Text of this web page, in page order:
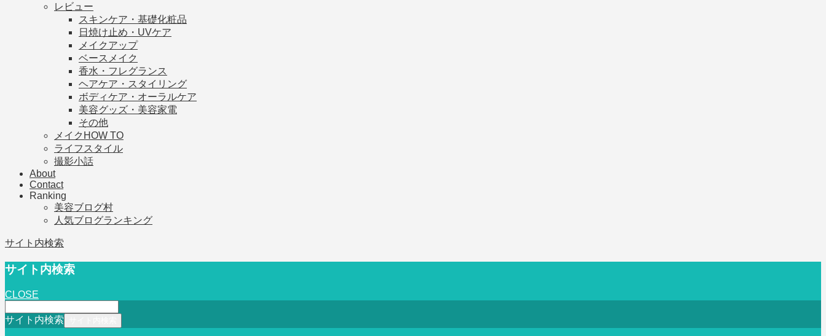
レビュー
スキンケア・基礎化粧品
日焼け止め・UVケア
メイクアップ
ベースメイク
香水・フレグランス
ヘアケア・スタイリング
ボディケア・オーラルケア
美容グッズ・美容家電
その他
メイクHOW TO
ライフスタイル
撮影小話
About
Contact
Ranking
美容ブログ村
人気ブログランキング
サイト内検索
サイト内検索
CLOSE
サイト内検索